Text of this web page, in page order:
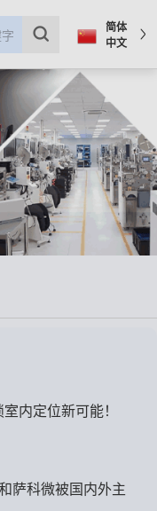
简体
中文
内定位新可能！
萨科微被国内外主